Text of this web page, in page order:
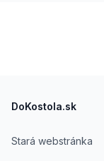
DoKostola.sk
Stará webstránka